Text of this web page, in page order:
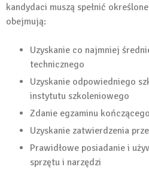
kandydaci muszą spełnić
obejmują:
Uzyskanie co najmniej
technicznego
Uzyskanie odpowiedniego
instytutu szkoleniowego
Zdanie egzaminu
Uzyskanie zatwierdzenia
Prawidłowe posiadanie i
sprzętu i narzędzi